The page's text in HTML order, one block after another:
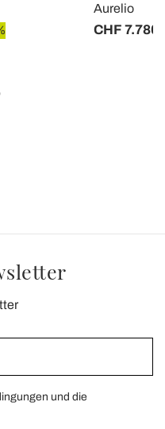
Aurelio
CHF
und die